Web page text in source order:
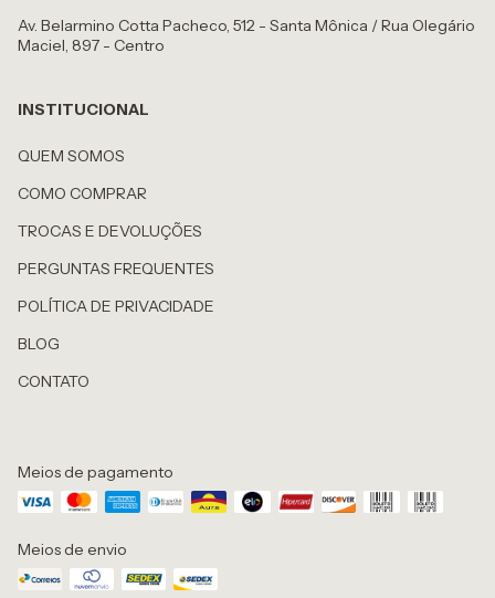
Av. Belarmino Cotta Pacheco, 512 - Santa Mônica / Rua Olegário
Maciel, 897 - Centro
INSTITUCIONAL
QUEM SOMOS
COMO COMPRAR
TROCAS E DEVOLUÇÕES
PERGUNTAS FREQUENTES
POLÍTICA DE PRIVACIDADE
BLOG
CONTATO
Meios de pagamento
Meios de envio